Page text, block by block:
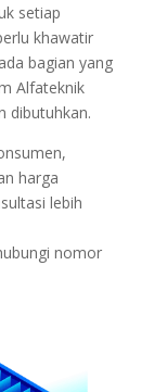
setiap
khawatir
bagian yang
Alfateknik
dibutuhkan.
harga
lebih
nomor